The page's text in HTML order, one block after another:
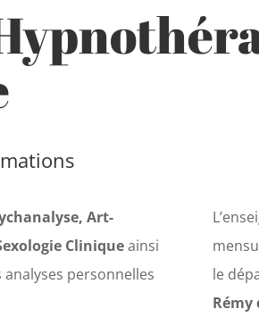
Art-
Cliniqueainsi
analyses personnelles
le
Rémy